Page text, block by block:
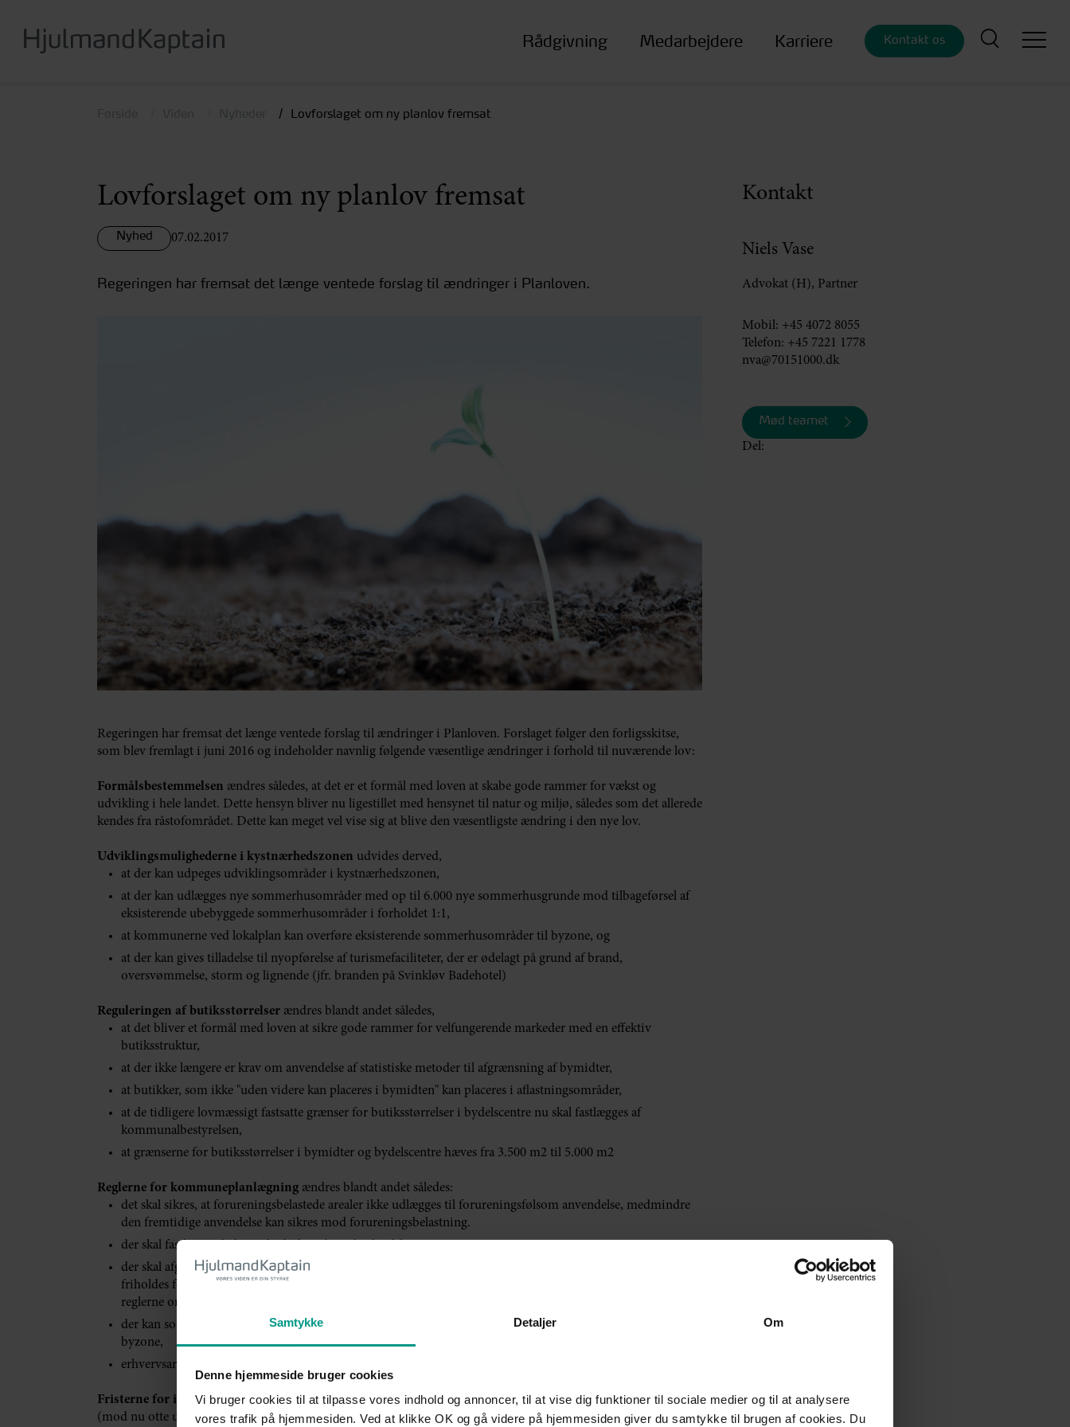
Samtykke Detaljer Om
Denne hjemmeside bruger cookies
Vi bruger cookies til at tilpasse vores indhold og annoncer, til at vise dig funktioner til sociale medier og til at analysere
vores trafik på hjemmesiden. Ved at klikke OK og gå videre på hjemmesiden giver du samtykke til brugen af cookies. Du
hovedindhold
Rådgivning Medarbejdere Karriere Kontakt os
Lovforslaget om ny planlov fremsat
Lovforslaget om ny planlov fremsat
Nyhed 07.02.2017
Regeringen har fremsat det længe ventede forslag til ændringer i Planloven.
Regeringen har fremsat det længe ventede forslag til ændringer i Planloven. Forslaget følger den forligsskitse,
som blev fremlagt i juni 2016 og indeholder navnlig følgende væsentlige ændringer i forhold til nuværende lov:
Formålsbestemmelsen ændres således, at det er et formål med loven at skabe gode rammer for vækst og
udvikling i hele landet. Dette hensyn bliver nu ligestillet med hensynet til natur og miljø, således som det allerede
kendes fra råstofområdet. Dette kan meget vel vise sig at blive den væsentligste ændring i den nye lov.
Udviklingsmulighederne i kystnærhedszonen udvides derved,
at der kan udpeges udviklingsområder i kystnærhedszonen,
at der kan udlægges nye sommerhusområder med op til 6.000 nye sommerhusgrunde mod tilbageførsel af
eksisterende ubebyggede sommerhusområder i forholdet 1:1,
at kommunerne ved lokalplan kan overføre eksisterende sommerhusområder til byzone, og
at der kan gives tilladelse til nyopførelse af turismefaciliteter, der er ødelagt på grund af brand,
oversvømmelse, storm og lignende (jfr. branden på Svinkløv Badehotel)
Reguleringen af butiksstørrelser ændres blandt andet således,
at det bliver et formål med loven at sikre gode rammer for velfungerende markeder med en effektiv
butiksstruktur,
at der ikke længere er krav om anvendelse af statistiske metoder til afgrænsning af bymidter,
at butikker, som ikke "uden videre kan placeres i bymidten" kan placeres i aflastningsområder,
at de tidligere lovmæssigt fastsatte grænser for butiksstørrelser i bydelscentre nu skal fastlægges af
kommunalbestyrelsen,
at grænserne for butiksstørrelser i bymidter og bydelscentre hæves fra 3.500 m2 til 5.000 m2
Reglerne for kommuneplanlægning ændres blandt andet således:
det skal sikres, at forureningsbelastede arealer ikke udlægges til forureningsfølsom anvendelse, medmindre
den fremtidige anvendelse kan sikres mod forureningsbelastning.
der skal fastlægges beliggenhed af omdannelseslandsbyer
der skal afgrænses erhvervsområder, som helt eller delvist skal være forbeholdt produktionsvirksomheder og
friholdes for kontorbyggeri og anden forureningsfølsom anvendelse (tilsvarende bestemmelse indsættes i
reglerne om lokalplanlægning)
der kan som hovedregel kun udlægges nyt areal til byzone, såfremt et areal af tilsvarende størrelse udtages af
byzone,
erhvervsarealer langs motorvejene forbeholdes transport- og logistikvirksomheder
Fristerne for indsigelsemod kommuneplaner og lokalplaner ændres således, at fristerne generelt bliver fire uger
(mod nu otte uger) og for lokalplaner af mindre betydning med mulighed for at reducere fristen til to uger.
Kontakt
Niels Vase
Advokat (H), Partner
Mobil: +45 4072 8055
Telefon: +45 7221 1778
nva@70151000.dk
Mød teamet
Del: